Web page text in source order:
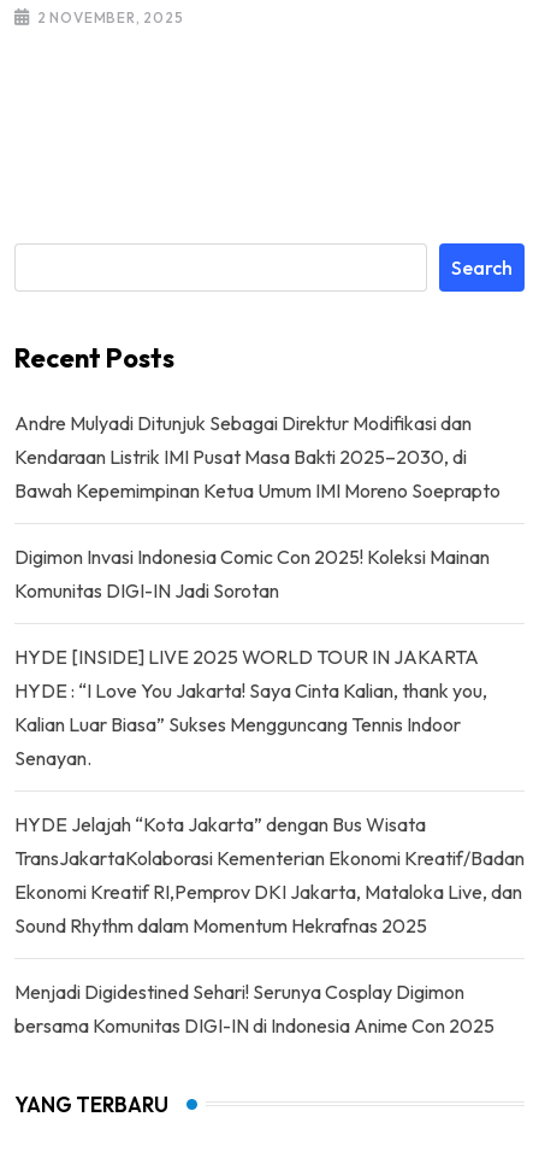
2 NOVEMBER, 2025
Search
Recent Posts
Andre Mulyadi Ditunjuk Sebagai Direktur Modifikasi dan
Kendaraan Listrik IMI Pusat Masa Bakti 2025–2030, di
Bawah Kepemimpinan Ketua Umum IMI Moreno Soeprapto
Digimon Invasi Indonesia Comic Con 2025! Koleksi Mainan
Komunitas DIGI-IN Jadi Sorotan
HYDE [INSIDE] LIVE 2025 WORLD TOUR IN JAKARTA
HYDE : “I Love You Jakarta! Saya Cinta Kalian, thank you,
Kalian Luar Biasa” Sukses Mengguncang Tennis Indoor
Senayan.
HYDE Jelajah “Kota Jakarta” dengan Bus Wisata
TransJakartaKolaborasi Kementerian Ekonomi Kreatif/Badan
Ekonomi Kreatif RI,Pemprov DKI Jakarta, Mataloka Live, dan
Sound Rhythm dalam Momentum Hekrafnas 2025
Menjadi Digidestined Sehari! Serunya Cosplay Digimon
bersama Komunitas DIGI-IN di Indonesia Anime Con 2025
YANG TERBARU